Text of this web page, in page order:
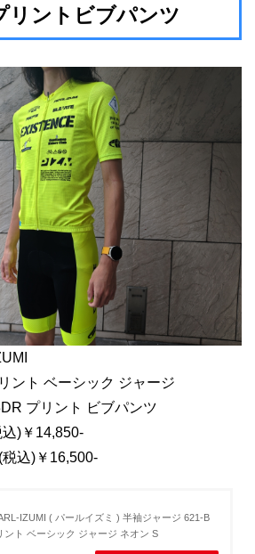
リントビブパンツ
ント ベーシック ジャージ
プリント ビブパンツ
)￥14,850-
)￥16,500-
IZUMI ( パールイズミ ) 半袖ジャージ 621-B
ント ベーシック ジャージ ネオン S